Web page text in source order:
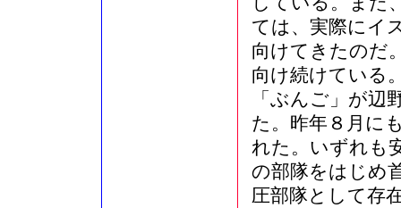
ては、実際にイ
向けてきたのだ
向け続けている
「ぶんご」が辺
た。昨年８月に
れた。いずれも
の部隊をはじめ
圧部隊として存